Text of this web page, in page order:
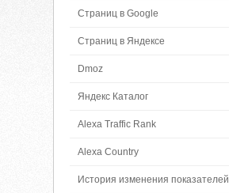
Страниц в Google
Страниц в Яндексе
Dmoz
Яндекс Каталог
Alexa Traffic Rank
Alexa Country
История изменения показателей